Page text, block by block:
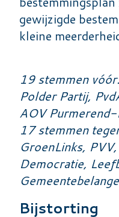
gewijzigde
kleine
19 stemmen
Polder Partij,
AOV
17 stemmen
GroenLinks,
Democratie,
Bijstorting